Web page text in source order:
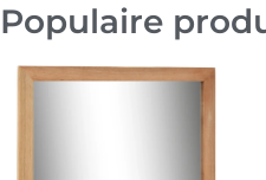
Populaire